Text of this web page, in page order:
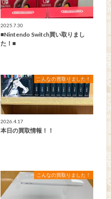
2025.7.30
■Nintendo Switch買い取りまし
た！■
こんなの買取りました！
2026.4.17
本日の買取情報！！
こんなの買取りました！